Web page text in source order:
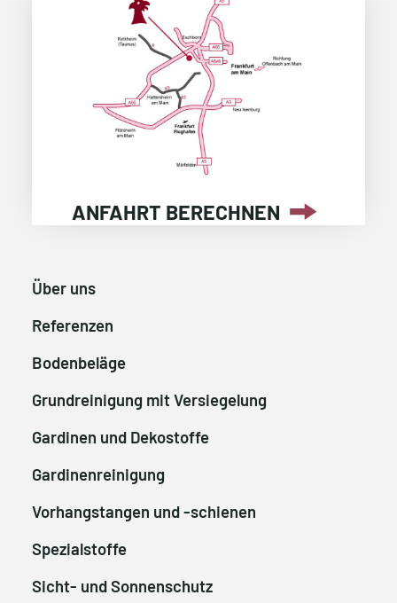
Über uns
Referenzen
Bodenbeläge
Grundreinigung mit Versiegelung
Gardinen und Dekostoffe
Gardinenreinigung
Vorhangstangen und -schienen
Spezialstoffe
Sicht- und Sonnenschutz
ANFAHRT BERECHNEN